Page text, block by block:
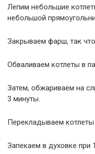
Лепим небольшие
небольшой
Закрываем фарш, так
Обваливаем котлеты в
Затем, обжариваем на
3 минуты.
Перекладываем
Запекаем в духовке при